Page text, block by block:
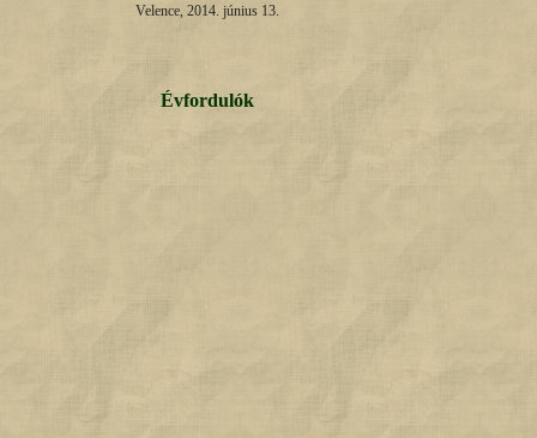
Velence, 2014. június 13.
Évfordulók